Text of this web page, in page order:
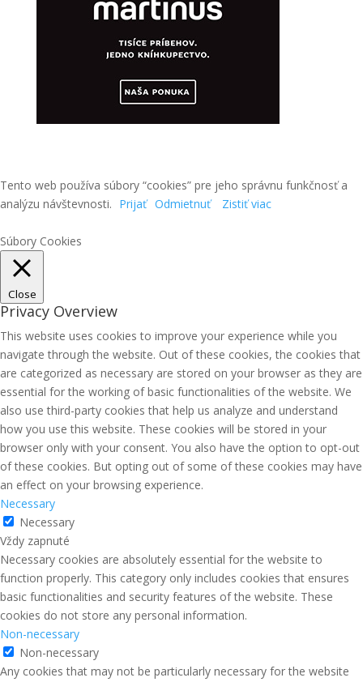
Tento web používa súbory “cookies” pre jeho správnu funkčnosť a
analýzu návštevnosti. Prijať Odmietnuť Zistiť viac
Súbory Cookies
Close
Privacy Overview
This website uses cookies to improve your experience while you
navigate through the website. Out of these cookies, the cookies that
are categorized as necessary are stored on your browser as they are
essential for the working of basic functionalities of the website. We
also use third-party cookies that help us analyze and understand
how you use this website. These cookies will be stored in your
browser only with your consent. You also have the option to opt-out
of these cookies. But opting out of some of these cookies may have
an effect on your browsing experience.
Necessary
Necessary
Vždy zapnuté
Necessary cookies are absolutely essential for the website to
function properly. This category only includes cookies that ensures
basic functionalities and security features of the website. These
cookies do not store any personal information.
Non-necessary
Non-necessary
Any cookies that may not be particularly necessary for the website